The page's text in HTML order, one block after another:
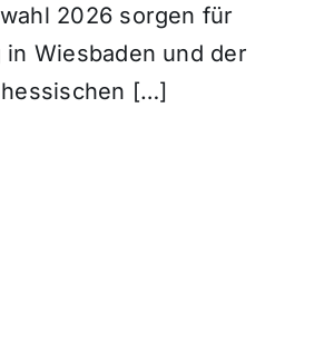
2026 sorgen für
in Wiesbaden und der
[…]